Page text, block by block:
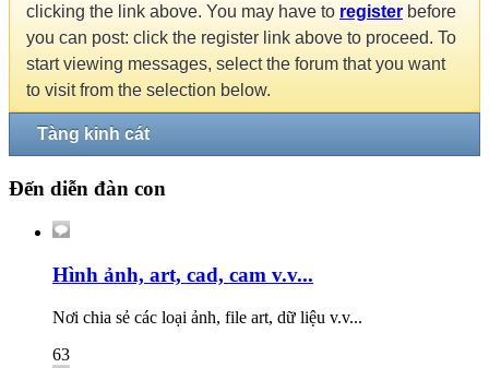
clicking the link above. You may have to register before
you can post: click the register link above to proceed. To
start viewing messages, select the forum that you want
to visit from the selection below.
Tàng kinh cát
Đến diễn đàn con
Hình ảnh, art, cad, cam v.v...
Nơi chia sẻ các loại ảnh, file art, dữ liệu v.v...
63